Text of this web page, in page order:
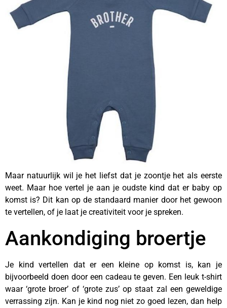
Maar natuurlijk wil je het liefst dat je zoontje het als eerste
weet. Maar hoe vertel je aan je oudste kind dat er baby op
komst is? Dit kan op de standaard manier door het gewoon
te vertellen, of je laat je creativiteit voor je spreken.
Aankondiging broertje
Je kind vertellen dat er een kleine op komst is, kan je
bijvoorbeeld doen door een cadeau te geven. Een leuk t-shirt
waar ‘grote broer’ of ‘grote zus’ op staat zal een geweldige
verrassing zijn. Kan je kind nog niet zo goed lezen, dan help